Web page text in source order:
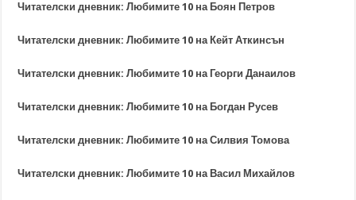
Читателски дневник: Любимите 10 на Боян Петров
Читателски дневник: Любимите 10 на Кейт Аткинсън
Читателски дневник: Любимите 10 на Георги Данаилов
Читателски дневник: Любимите 10 на Богдан Русев
Читателски дневник: Любимите 10 на Силвия Томова
Читателски дневник: Любимите 10 на Васил Михайлов